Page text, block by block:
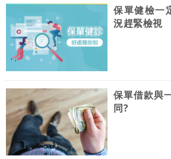
保單健檢一
況趕緊檢視
保單借款與
同?